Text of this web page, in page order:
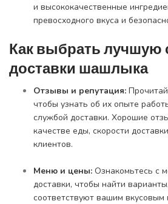
и высококачественные
превосходного вкуса и
Как выбрать лучшую
доставки шашлыка
Отзывы и репутация:
чтобы узнать об их опыте
службой доставки. Хорошие
качестве еды, скорости
клиентов.
Меню и цены: Ознакомьтесь с
доставки, чтобы найти
соответствуют вашим вкусовым